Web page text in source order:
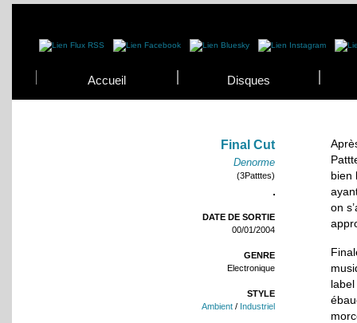
Accueil Disques
Final Cut
Denorme
(3Patttes)
DATE DE SORTIE
00/01/2004
GENRE
Electronique
STYLE
Ambient / Industriel
bien
on